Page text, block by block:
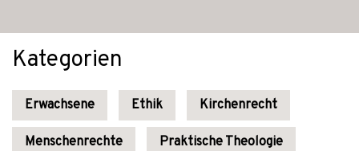
Kategorien
Erwachsene Ethik Kirchenrecht
Menschenrechte Praktische Theologie